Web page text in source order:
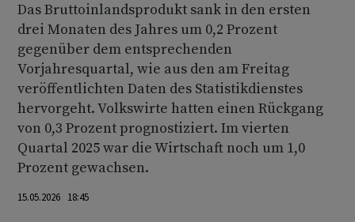
Das Bruttoinlandsprodukt sank in den ersten
drei Monaten des Jahres um 0,2 Prozent
gegenüber dem entsprechenden
Vorjahresquartal, wie aus den am Freitag
veröffentlichten Daten des Statistikdienstes
hervorgeht. Volkswirte hatten einen Rückgang
von 0,3 Prozent prognostiziert. Im vierten
Quartal 2025 war die Wirtschaft noch um 1,0
Prozent gewachsen.
15.05.2026 18:45